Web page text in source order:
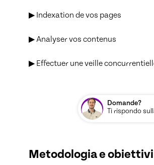
▶ Indexation de vos pages
▶ Analyser vos contenus
▶ Effectuer une veille
Domande?
Ti rispondo
Metodologia e obiettivi